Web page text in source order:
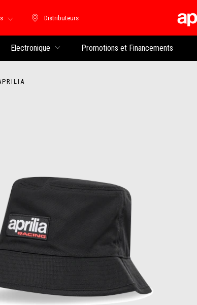
Distributeurs
Distributeurs
Electronique Promotions et Financements